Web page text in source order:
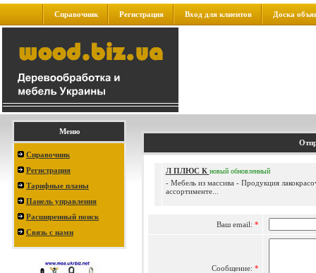
Справочник Регистрация Вход для клиентов Доска
Меню
Справочник
Регистрация
Тарифные планы
Панель управления
Расширенный поиск
Связь с нами
Л ПЛЮС К новый обновленный
- Мебель из массива - Продукция
ассортименте...
Ваш email: *
Сообщение: *